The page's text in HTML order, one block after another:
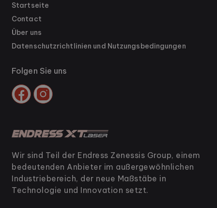
Startseite
Contact
Über uns
Datenschutzrichtlinien und Nutzungsbedingungen
Folgen Sie uns
Wir sind Teil der Endress Zenessis Group, einem
bedeutenden Anbieter im außergewöhnlichen
Industriebereich, der neue Maßstäbe in
Technologie und Innovation setzt.